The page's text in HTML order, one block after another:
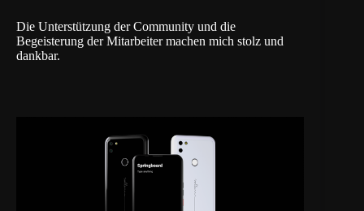
Die Unterstützung der Community und die
Begeisterung der Mitarbeiter machen mich stolz und
dankbar.